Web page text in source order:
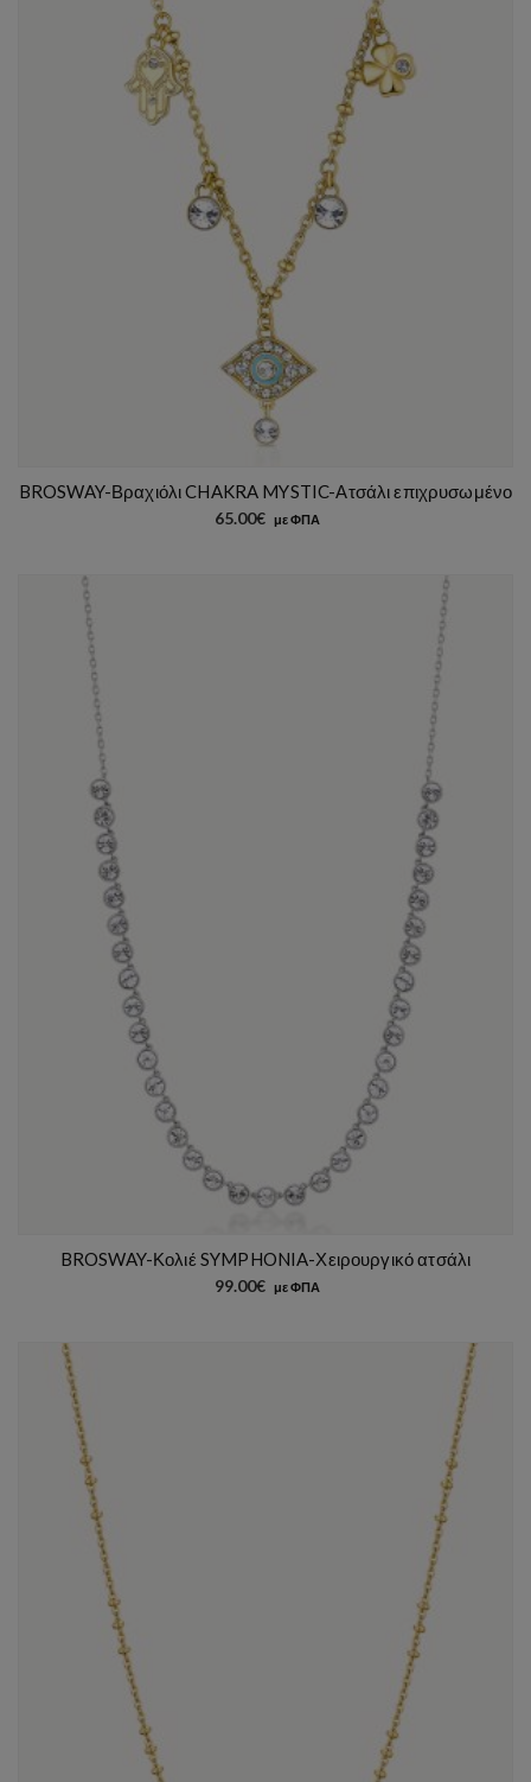
BROSWAY-Βραχιόλι CHAKRA MYSTIC-Ατσάλι επιχρυσωμένο
65.00€ με ΦΠΑ
BROSWAY-Κολιέ SYMPHONIA-Χειρουργικό ατσάλι
99.00€ με ΦΠΑ